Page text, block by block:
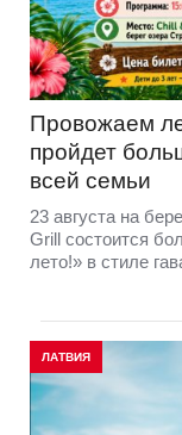
Провожаем
пройдет
всей семьи
23 августа на
Grill состоится
лето!» в стиле
ЛАТВИЯ